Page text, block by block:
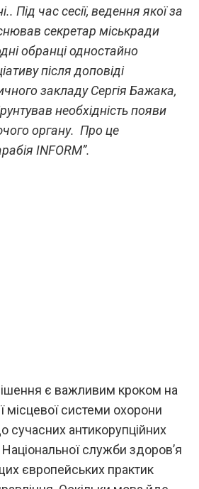
Під час сесії, ведення якої за
секретар міськради
обранці одностайно
після доповіді
закладу Сергія Бажака,
необхідність появи
органу. Про це
INFORM”.
є важливим кроком на
місцевої системи охорони
сучасних антикорупційних
служби здоров’я
європейських практик